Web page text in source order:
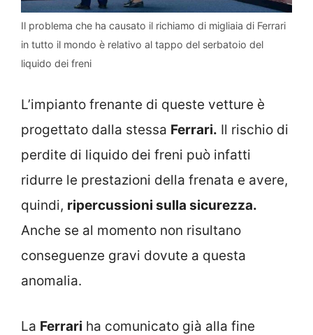
Il problema che ha causato il richiamo di migliaia di Ferrari
in tutto il mondo è relativo al tappo del serbatoio del
liquido dei freni
L’impianto frenante di queste vetture è
progettato dalla stessa Ferrari. Il rischio di
perdite di liquido dei freni può infatti
ridurre le prestazioni della frenata e avere,
quindi, ripercussioni sulla sicurezza.
Anche se al momento non risultano
conseguenze gravi dovute a questa
anomalia.
La Ferrari ha comunicato già alla fine